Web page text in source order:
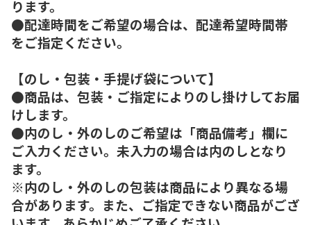
ります。
●配達時間をご希望の場合は、配達希望時間帯
をご指定ください。
【のし・包装・手提げ袋について】
●商品は、包装・ご指定によりのし掛けしてお届
けします。
●内のし・外のしのご希望は「商品備考」欄に
ご入力ください。未入力の場合は内のしとなり
ます。
※内のし・外のしの包装は商品により異なる場
合があります。また、ご指定できない商品がござ